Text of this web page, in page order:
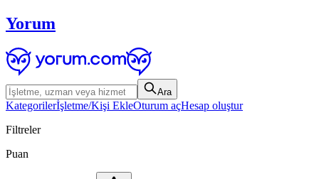
Yorum
Ara
Kategorilerİşletme/Kişi EkleOturum açHesap oluştur
Filtreler
Puan